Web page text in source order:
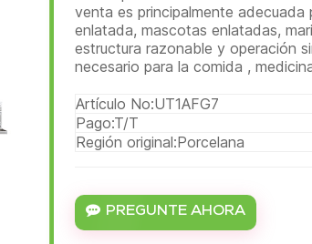
venta es principalmente
enlatada, mascotas enlatadas,
estructura razonable y operación
necesario para la comida ,
Artículo No:UT1AFG7
Pago:T/T
Región original:Porcelana
PREGUNTE AHORA